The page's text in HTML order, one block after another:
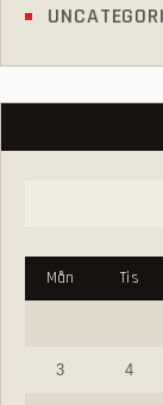
Mån Tis
3 4